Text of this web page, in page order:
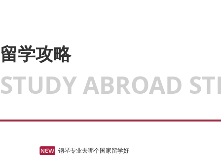
留学攻略
STUDY ABROAD
钢琴专业去哪个国家留学好